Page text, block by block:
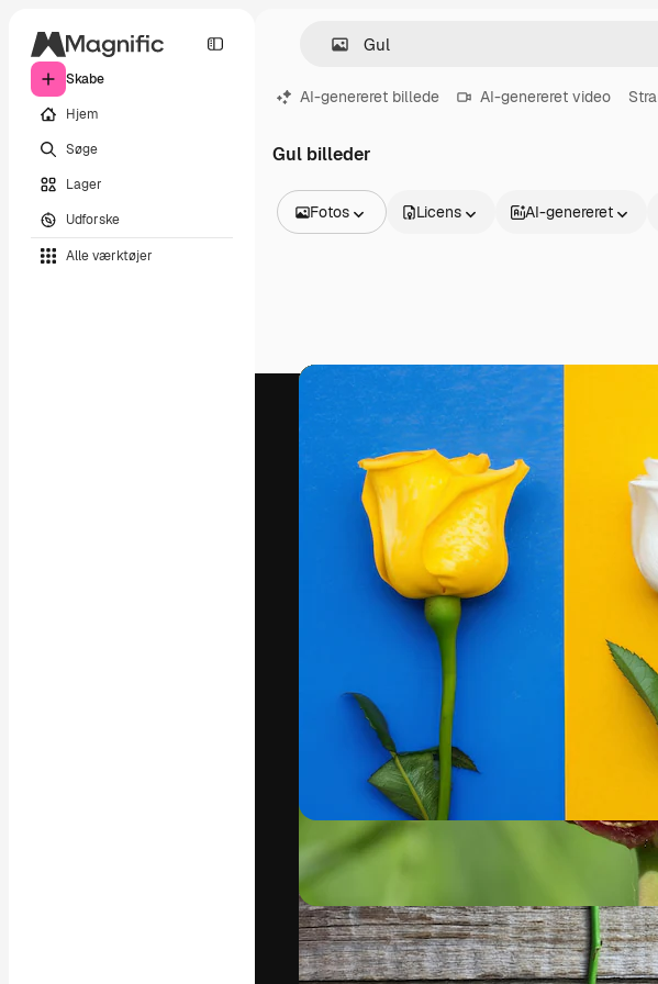
Skabe
Hjem
Søge
Lager
Udforske
Alle værktøjer
AI-genereret billede AI-genereret video
Gul billeder
Fotos
Videoer
Videoskabeloner
3D modeller
Licens AI-genereret
Den kreative platform til at skabe dit
arbejde. Over 1 million abonnenter – fra
kreative og virksomheder til bureauer og
studier.
Dansk
Copyright © 2010-2026Freepik Company